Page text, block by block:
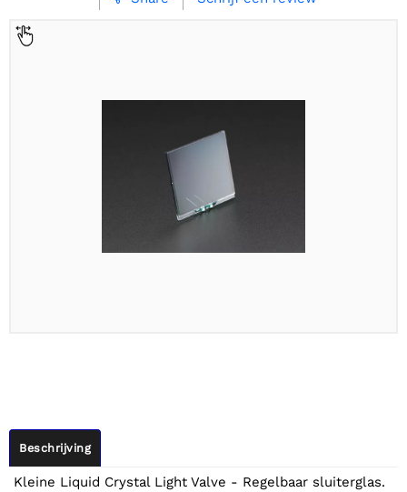
Beschrijving
Kleine Liquid Crystal Light Valve - Regelbaar sluiterglas.